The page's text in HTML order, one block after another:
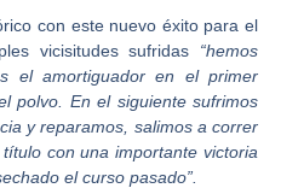
con este nuevo éxito para el
vicisitudes sufridas “hemos
el amortiguador en el primer
polvo. En el siguiente sufrimos
y reparamos, salimos a correr
con una importante victoria
el curso pasado”.